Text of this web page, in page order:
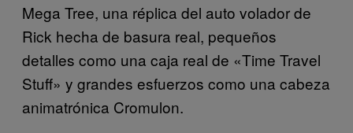
Mega Tree, una réplica del auto volador de
Rick hecha de basura real, pequeños
detalles como una caja real de «Time Travel
Stuff» y grandes esfuerzos como una cabeza
animatrónica Cromulon.